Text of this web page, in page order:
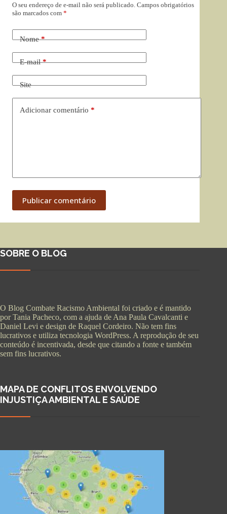
O seu endereço de e-mail não será publicado. Campos obrigatórios
são marcados com *
Nome*
E-mail*
Site
Adicionar comentário *
Publicar comentário
SOBRE O BLOG
O Blog Combate Racismo Ambiental foi criado e é mantido
por Tania Pacheco, com a ajuda de Ana Paula Cavalcanti e
Daniel Levi e design de Raquel Cordeiro. Não tem fins
lucrativos e utiliza tecnologia WordPress. A reprodução de seu
conteúdo é incentivada, desde que citando a fonte e também
sem fins lucrativos.
MAPA DE CONFLITOS ENVOLVENDO
INJUSTIÇA AMBIENTAL E SAÚDE